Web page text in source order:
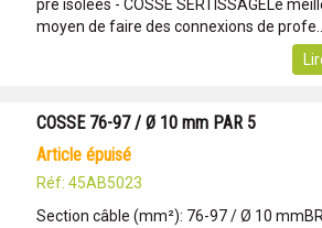
pré isolées - COSSE SERTISSAGELe
moyen de faire des connexions de profe...
COSSE 76-97 / Ø 10 mm PAR 5
article épuisé
Réf: 45AB5023
Section câble (mm²): 76-97 / Ø 10